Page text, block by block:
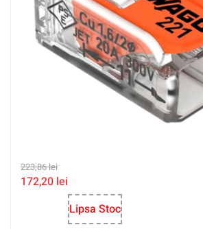
223,86lei
172,20 lei
Lipsa Stoc